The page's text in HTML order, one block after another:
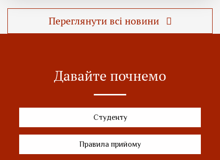
Переглянути всі новини
Давайте почнемо
Студенту
Правила прийому